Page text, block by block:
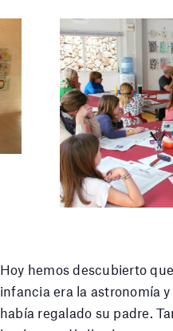
Hoy hemos descubierto
infancia era la astronomía
había regalado su padre.